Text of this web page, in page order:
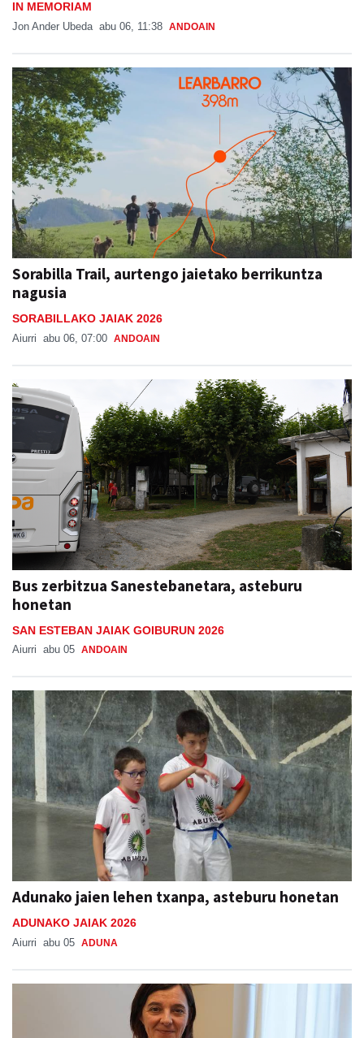
IN MEMORIAM
Jon Ander Ubeda abu 06, 11:38 ANDOAIN
Sorabilla Trail, aurtengo jaietako berrikuntza
nagusia
SORABILLAKO JAIAK 2026
Aiurri abu 06, 07:00 ANDOAIN
Bus zerbitzua Sanestebanetara, asteburu
honetan
SAN ESTEBAN JAIAK GOIBURUN 2026
Aiurri abu 05 ANDOAIN
Adunako jaien lehen txanpa, asteburu honetan
ADUNAKO JAIAK 2026
Aiurri abu 05 ADUNA